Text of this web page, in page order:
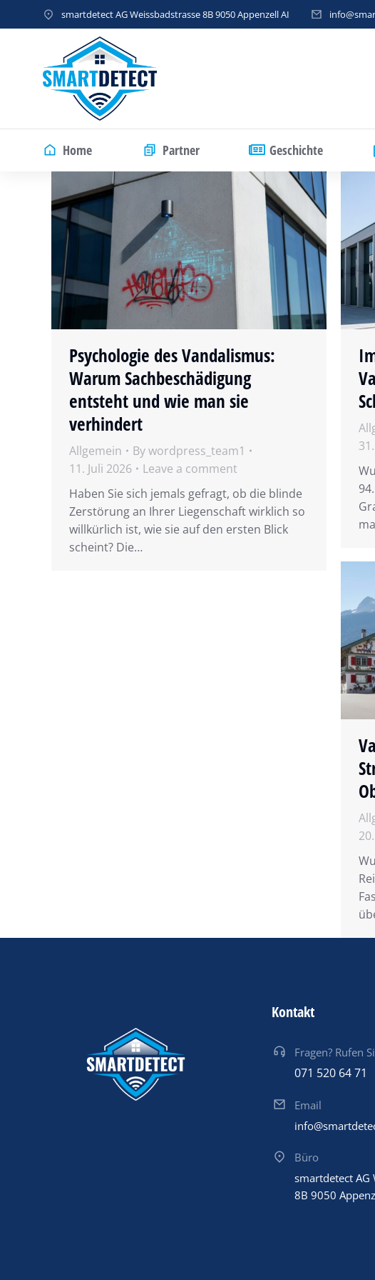
smartdetect AG Weissbadstrasse 8B 9050 Appenzell AI
Home Partner Geschichte
Psychologie des Vandalismus:
Warum Sachbeschädigung
entsteht und wie man sie
verhindert
Allgemein Bywordpress_team1
11. Juli 2026
Leave a comment
Haben Sie sich jemals gefragt, ob die blinde
Zerstörung an Ihrer Liegenschaft wirklich so
willkürlich ist, wie sie auf den ersten Blick
scheint? Die…
Kontakt
Fragen? Rufen
071 520 64 71
Email
Büro
smartdetect AG
8B 9050